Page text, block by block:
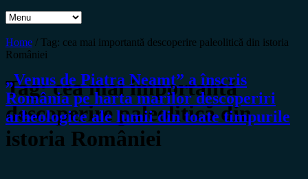
Home / Tag: cea mai importantă descoperire paleolitică din istoria
României
Tag:cea mai importantă
descoperire paleolitică din
istoria României
„Venus de Piatra Neamț” a înscris
România pe harta marilor descoperiri
arheologice ale lumii din toate timpurile